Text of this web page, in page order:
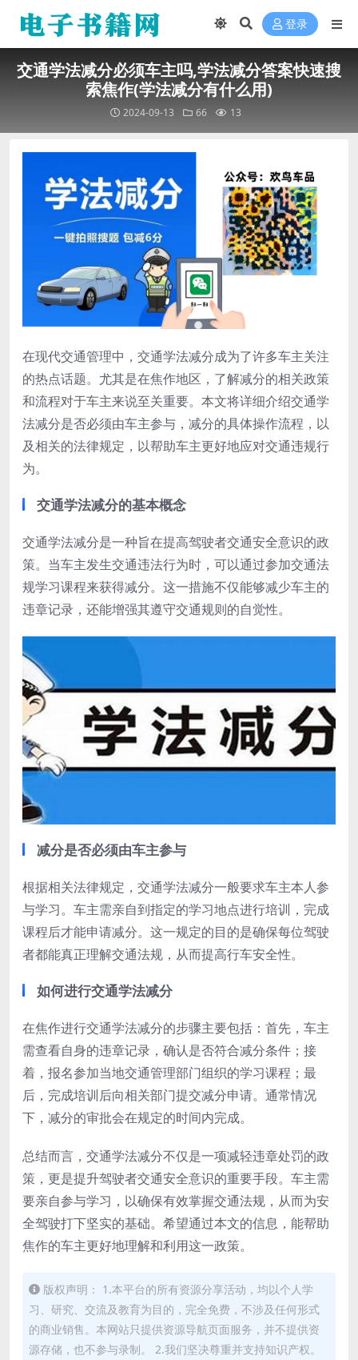
登录
交通学法减分必须车主吗,学法减分答案快速搜
索焦作(学法减分有什么用)
2024-09-13 66 13
在现代交通管理中，交通学法减分成为了许多车主关注
的热点话题。尤其是在焦作地区，了解减分的相关政策
和流程对于车主来说至关重要。本文将详细介绍交通学
法减分是否必须由车主参与，减分的具体操作流程，以
及相关的法律规定，以帮助车主更好地应对交通违规行
为。
交通学法减分的基本概念
交通学法减分是一种旨在提高驾驶者交通安全意识的政
策。当车主发生交通违法行为时，可以通过参加交通法
规学习课程来获得减分。这一措施不仅能够减少车主的
违章记录，还能增强其遵守交通规则的自觉性。
减分是否必须由车主参与
根据相关法律规定，交通学法减分一般要求车主本人参
与学习。车主需亲自到指定的学习地点进行培训，完成
课程后才能申请减分。这一规定的目的是确保每位驾驶
者都能真正理解交通法规，从而提高行车安全性。
如何进行交通学法减分
在焦作进行交通学法减分的步骤主要包括：首先，车主
需查看自身的违章记录，确认是否符合减分条件；接
着，报名参加当地交通管理部门组织的学习课程；最
后，完成培训后向相关部门提交减分申请。通常情况
下，减分的审批会在规定的时间内完成。
总结而言，交通学法减分不仅是一项减轻违章处罚的政
策，更是提升驾驶者交通安全意识的重要手段。车主需
要亲自参与学习，以确保有效掌握交通法规，从而为安
全驾驶打下坚实的基础。希望通过本文的信息，能帮助
焦作的车主更好地理解和利用这一政策。
版权声明： 1.本平台的所有资源分享活动，均以个人学
习、研究、交流及教育为目的，完全免费，不涉及任何形式
的商业销售。本网站只提供资源导航页面服务，并不提供资
源存储，也不参与录制。 2.我们坚决尊重并支持知识产权。